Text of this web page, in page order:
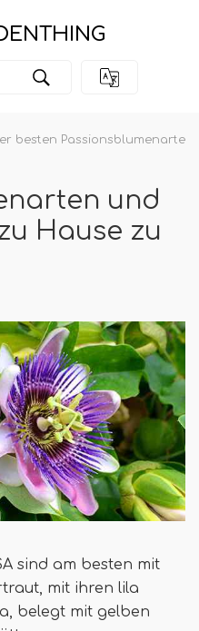
besten
und
Hause zu
sind am besten mit
mit ihren lila
belegt mit gelben